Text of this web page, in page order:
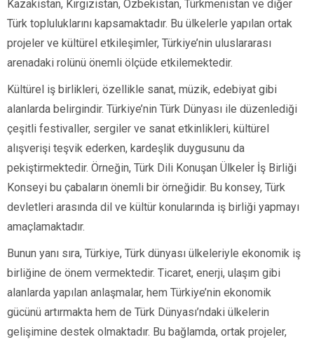
Kazakistan, Kırgızistan, Özbekistan, Türkmenistan ve diğer
Türk topluluklarını kapsamaktadır. Bu ülkelerle yapılan ortak
projeler ve kültürel etkileşimler, Türkiye’nin uluslararası
arenadaki rolünü önemli ölçüde etkilemektedir.
Kültürel iş birlikleri, özellikle sanat, müzik, edebiyat gibi
alanlarda belirgindir. Türkiye’nin Türk Dünyası ile düzenlediği
çeşitli festivaller, sergiler ve sanat etkinlikleri, kültürel
alışverişi teşvik ederken, kardeşlik duygusunu da
pekiştirmektedir. Örneğin, Türk Dili Konuşan Ülkeler İş Birliği
Konseyi bu çabaların önemli bir örneğidir. Bu konsey, Türk
devletleri arasında dil ve kültür konularında iş birliği yapmayı
amaçlamaktadır.
Bunun yanı sıra, Türkiye, Türk dünyası ülkeleriyle ekonomik iş
birliğine de önem vermektedir. Ticaret, enerji, ulaşım gibi
alanlarda yapılan anlaşmalar, hem Türkiye’nin ekonomik
gücünü artırmakta hem de Türk Dünyası’ndaki ülkelerin
gelişimine destek olmaktadır. Bu bağlamda, ortak projeler,